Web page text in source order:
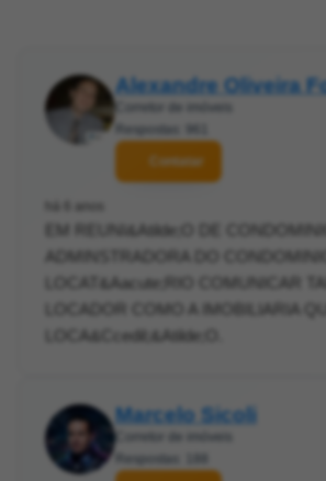
Alexandre Oliveira
Corretor de imóveis
Respostas: 961
Contatar
há 6 anos
EM REUNI&Atilde;O DE
ADMINSTRADORA DO
LOCAT&Aacute;RIO COMUNICAR
LOCADOR COMO A IMOBILIARIA
LOCA&Ccedil;&Atilde;O.
Marcelo Sicoli
Corretor de imóveis
Respostas: 188